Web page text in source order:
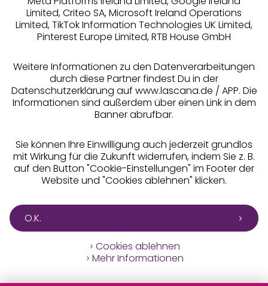
Alle Preise inkl. MwSt., zzgl.
Versandkosten
Limited, Criteo SA, Microsoft Ireland Operations
Limited, TikTok Information Technologies UK Limited,
Pinterest Europe Limited, RTB House GmbH
Weitere Informationen zu den Datenverarbeitungen
durch diese Partner findest Du in der
Datenschutzerklärung auf www.lascana.de / APP. Die
Informationen sind außerdem über einen Link in dem
Banner abrufbar.
Sie können Ihre Einwilligung auch jederzeit grundlos
mit Wirkung für die Zukunft widerrufen, indem Sie z. B.
auf den Button "Cookie-Einstellungen" im Footer der
Website und "Cookies ablehnen" klicken.
O.K.
Cookies ablehnen
Mehr Informationen